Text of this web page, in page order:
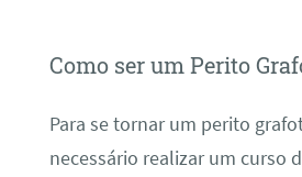
Como ser um Perito
Para se tornar um perito
necessário realizar um curso